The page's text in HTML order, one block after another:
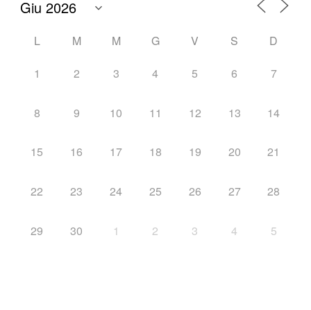
L M M G V S D
1 2 3 4 5 6 7
8 9 10 11 12 13 14
15 16 17 18 19 20 21
22 23 24 25 26 27 28
29 30 1 2 3 4 5